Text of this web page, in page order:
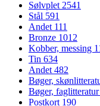
Sølvplet2541
Stål 591
Andet 111
Bronze 1012
Kobber, messing
Tin 634
Andet482
Bøger,
Bøger, faglitteratur
Postkort 190